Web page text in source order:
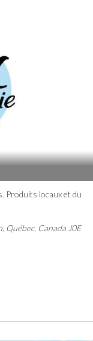
Produits locaux et du
Québec, Canada J0E